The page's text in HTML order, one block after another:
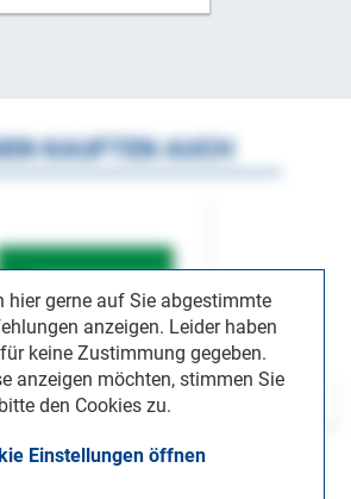
hier gerne auf Sie abgestimmte
anzeigen. Leider haben
keine Zustimmung gegeben.
anzeigen möchten, stimmen Sie
bitte den Cookies zu.
Einstellungen öffnen
KAUFTEN AUCH